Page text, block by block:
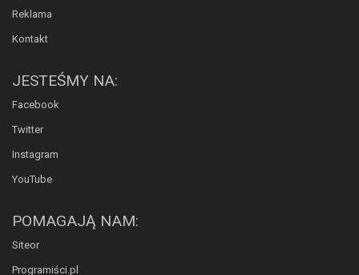
Reklama
Kontakt
JESTEŚMY NA:
Facebook
Twitter
Instagram
YouTube
POMAGAJĄ NAM:
Siteor
Programiści.pl